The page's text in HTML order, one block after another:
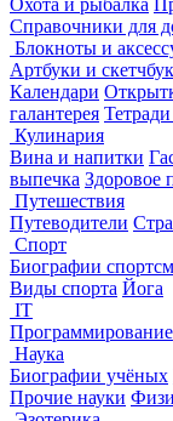
Охота и рыбалка
Справочники для
Блокноты и
Артбуки и
Календари
галантерея
Кулинария
Вина и напитки
выпечка Здоровое
Путешествия
Путеводители
Спорт
Биографии
Виды спорта Йога
IT
Программирование
Наука
Биографии учёных
Прочие науки